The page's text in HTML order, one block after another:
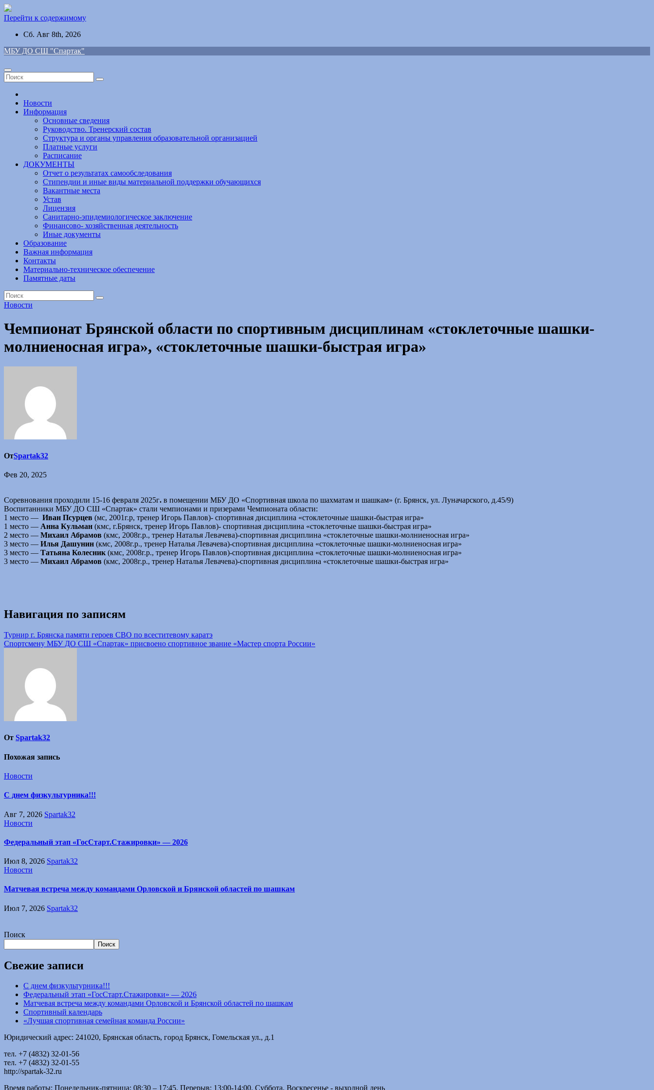
Перейти к содержимому
Сб. Авг 8th, 2026
МБУ ДО СШ "Спартак"
Новости
Информация
Основные сведения
Руководство. Тренерский состав
Структура и органы управления образовательной организацией
Платные услуги
Расписание
ДОКУМЕНТЫ
Отчет о результатах самообследования
Стипендии и иные виды материальной поддержки обучающихся
Вакантные места
Устав
Лицензия
Санитарно-эпидемиологическое заключение
Финансово- хозяйственная деятельность
Иные документы
Образование
Важная информация
Контакты
Материально-техническое обеспечение
Памятные даты
Новости
Чемпионат Брянской области по спортивным дисциплинам «стоклеточные шашки-
молниеносная игра», «стоклеточные шашки-быстрая игра»
ОтSpartak32
Фев 20, 2025
Соревнования проходили 15-16 февраля 2025г. в помещении МБУ ДО «Спортивная школа по шахматам и шашкам» (г. Брянск, ул. Луначарского, д.45/9)
Воспитанники МБУ ДО СШ «Спартак» стали чемпионами и призерами Чемпионата области:
1 место — Иван Псурцев (мс, 2001г.р, тренер Игорь Павлов)- спортивная дисциплина «стоклеточные шашки-быстрая игра»
1 место — Анна Кульман (кмс, г.Брянск, тренер Игорь Павлов)- спортивная дисциплина «стоклеточные шашки-быстрая игра»
2 место — Михаил Абрамов (кмс, 2008г.р., тренер Наталья Левачева)-спортивная дисциплина «стоклеточные шашки-молниеносная игра»
3 место — Илья Дашунин (кмс, 2008г.р., тренер Наталья Левачева)-спортивная дисциплина «стоклеточные шашки-молниеносная игра»
3 место — Татьяна Колесник(кмс, 2008г.р., тренер Игорь Павлов)-спортивная дисциплина «стоклеточные шашки-молниеносная игра»
3 место — Михаил Абрамов (кмс, 2008г.р., тренер Наталья Левачева)-спортивная дисциплина «стоклеточные шашки-быстрая игра»
Навигация по записям
Турнир г. Брянска памяти героев СВО по всеститевому каратэ
Спортсмену МБУ ДО СШ «Спартак» присвоено спортивное звание «Мастер спорта России»
От Spartak32
Похожая запись
Новости
С днем физкультурника!!!
Авг 7, 2026 Spartak32
Новости
Федеральный этап «ГосСтарт.Стажировки» — 2026
Июл 8, 2026 Spartak32
Новости
Матчевая встреча между командами Орловской и Брянской областей по шашкам
Июл 7, 2026 Spartak32
Поиск
Поиск
Свежие записи
С днем физкультурника!!!
Федеральный этап «ГосСтарт.Стажировки» — 2026
Матчевая встреча между командами Орловской и Брянской областей по шашкам
Спортивный календарь
«Лучшая спортивная семейная команда России»
Юридический адрес: 241020, Брянская область, город Брянск, Гомельская ул., д.1
тел. +7 (4832) 32-01-56
тел. +7 (4832) 32-01-55
http://spartak-32.ru
Время работы: Понедельник-пятница: 08:30 – 17:45. Перерыв: 13:00-14:00. Суббота, Воскресенье - выходной день